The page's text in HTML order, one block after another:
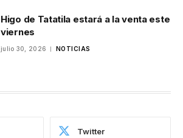
Higo de Tatatila estará a la venta este
viernes
julio 30, 2026 NOTICIAS
Twitter